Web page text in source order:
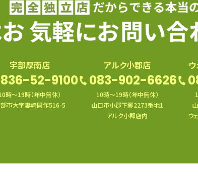
宇部厚南店
52-9100
時〜19時（年中無休）
市大字妻崎開作516-5
アルク小郡店
083-902-6626
10時〜19時（年中無休）
山口市小郡下郷2273番地1
アルク小郡店内
ウ